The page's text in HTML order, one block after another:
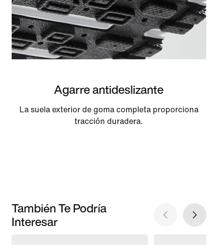
Agarre antideslizante
La suela exterior de goma completa proporciona
tracción duradera.
También Te Podría
Interesar